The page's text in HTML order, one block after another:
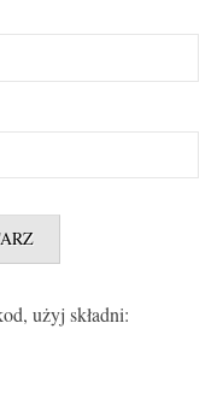
użyj składni: